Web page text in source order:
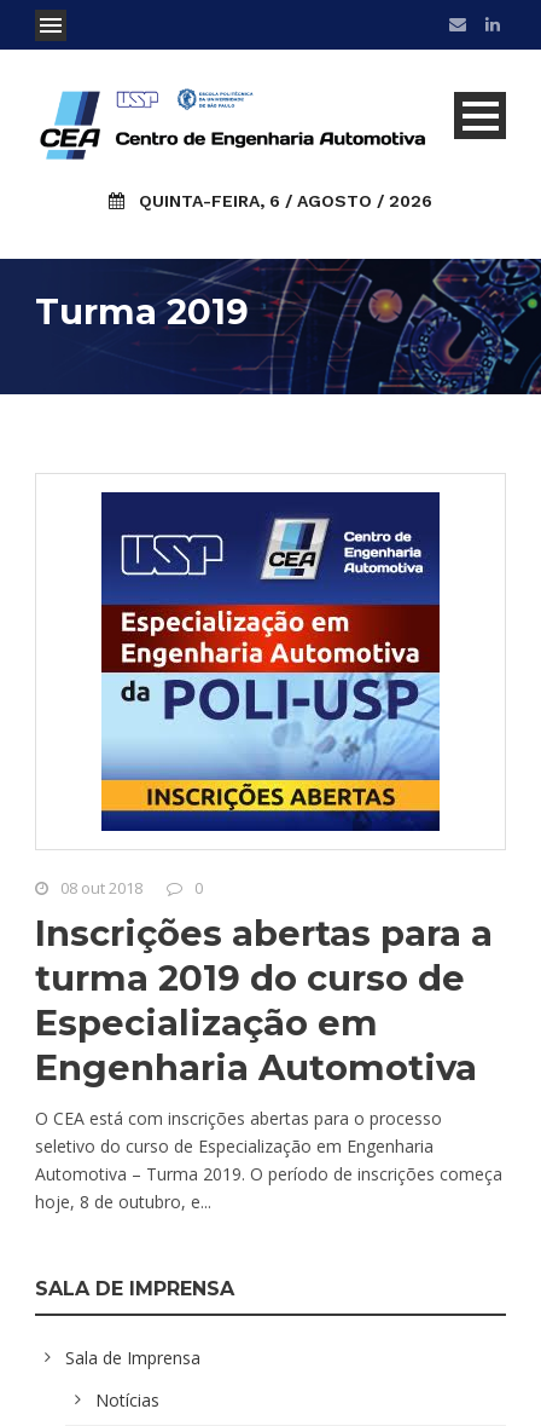
QUINTA-FEIRA, 6 / AGOSTO / 2026
Turma 2019
08 out 2018 0
Inscrições abertas para a
turma 2019 do curso de
Especialização em
Engenharia Automotiva
O CEA está com inscrições abertas para o processo
seletivo do curso de Especialização em Engenharia
Automotiva – Turma 2019. O período de inscrições começa
hoje, 8 de outubro, e...
SALA DE IMPRENSA
Sala de Imprensa
Notícias